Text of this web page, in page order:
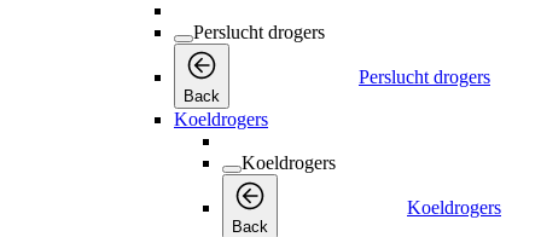
Perslucht drogers
Back
Perslucht drogers
Koeldrogers
Koeldrogers
Back
Koeldrogers